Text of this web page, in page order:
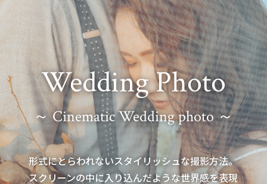
Wedding Photo
～ Cinematic Wedding photo ～
形式にとらわれないスタイリッシュな撮影方法。
スクリーンの中に入り込んだような世界感を表現